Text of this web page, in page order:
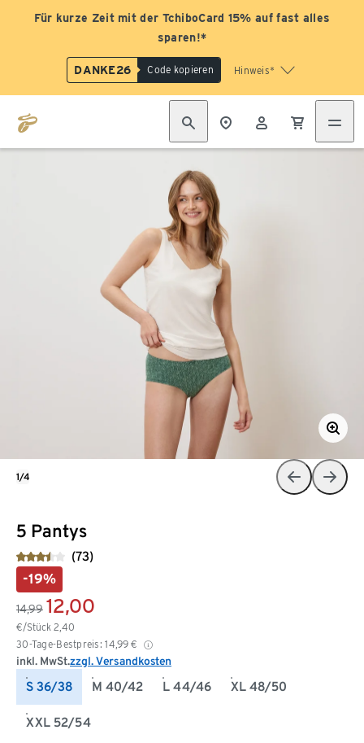
Für kurze Zeit mit der TchiboCard 15% auf fast alles
sparen!*
DANKE26 Code kopieren Hinweis*
5 Pantys
(73)
-19%
14,99 12,00
€/Stück 2,40
30-Tage-Bestpreis: 14,99 €
inkl. MwSt.zzgl. Versandkosten
S 36/38 M 40/42 L 44/46 XL 48/50
XXL 52/54
1/4